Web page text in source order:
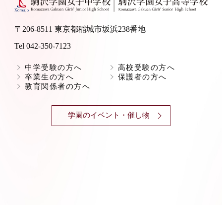
〒206-8511 東京都稲城市坂浜238番地
Tel 042-350-7123
中学受験の方へ
高校受験の方へ
卒業生の方へ
保護者の方へ
教育関係者の方へ
学園のイベント・催し物